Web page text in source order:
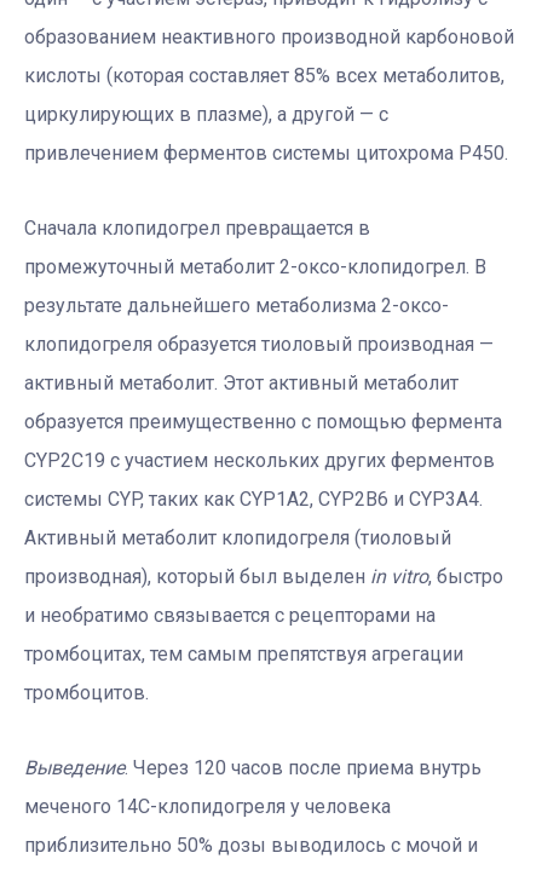
образованием неактивного производной карбоновой
кислоты (которая составляет 85% всех метаболитов,
циркулирующих в плазме), а другой — с
привлечением ферментов системы цитохрома P450.
Сначала клопидогрел превращается в
промежуточный метаболит 2-оксо-клопидогрел. В
результате дальнейшего метаболизма 2-оксо-
клопидогреля образуется тиоловый производная —
активный метаболит. Этот активный метаболит
образуется преимущественно с помощью фермента
CYP2C19 с участием нескольких других ферментов
системы CYP, таких как CYP1A2, CYP2B6 и CYP3A4.
Активный метаболит клопидогреля (тиоловый
производная), который был выделен in vitro, быстро
и необратимо связывается с рецепторами на
тромбоцитах, тем самым препятствуя агрегации
тромбоцитов.
Выведение. Через 120 часов после приема внутрь
меченого 14C-клопидогреля у человека
приблизительно 50% дозы выводилось с мочой и